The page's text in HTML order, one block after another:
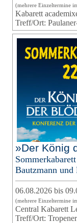
(mehrere Einzeltermine
Kabarett
Treff/Ort:
»Der König
Bautzmann und
06.08.2026 bis
(mehrere Einzeltermine
Central Kabarett
Treff/Ort: